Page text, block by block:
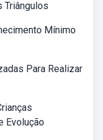
Triângulos
Mínimo
Para Realizar
Evolução